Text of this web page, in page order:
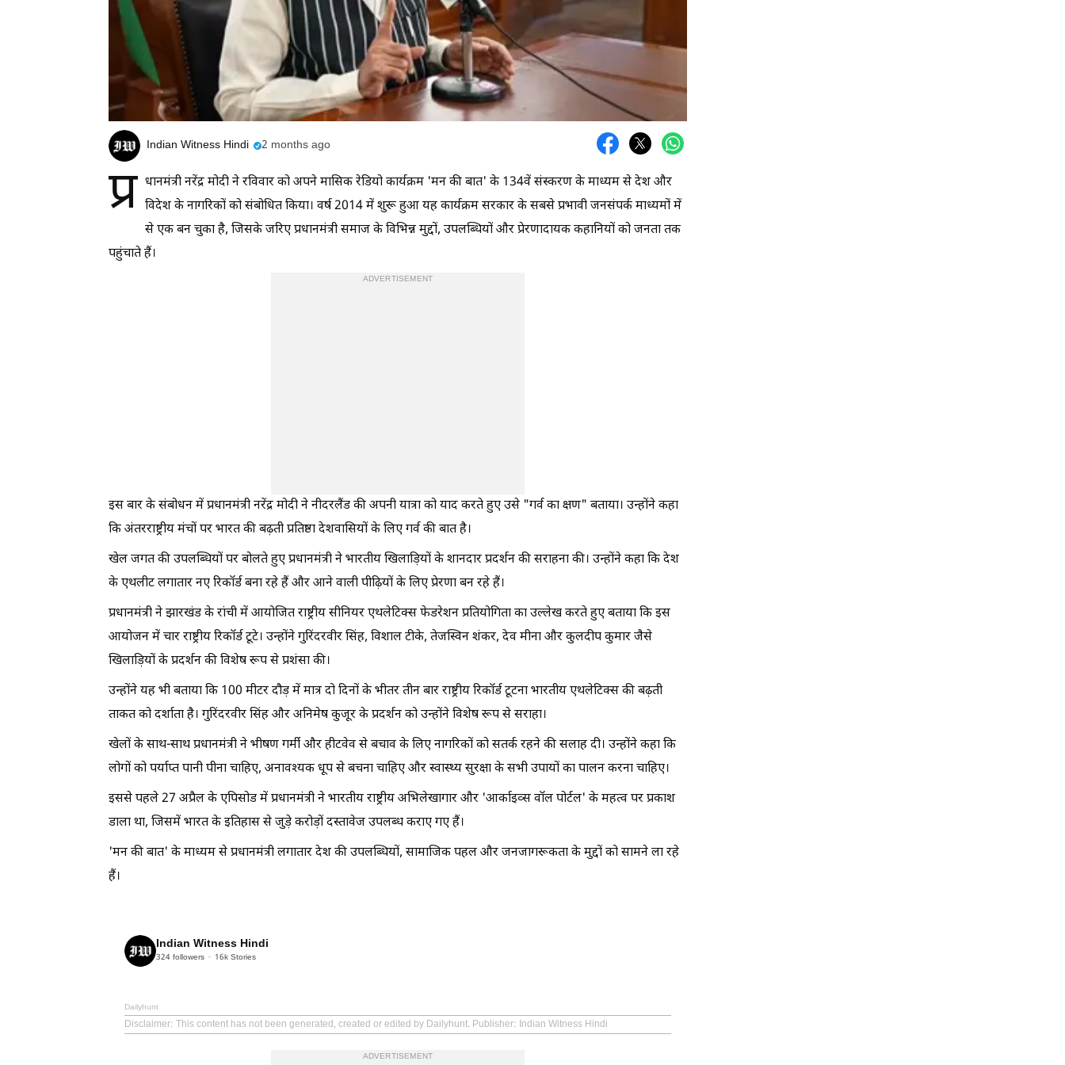
Indian Witness Hindi 2 months ago
प्र धानमंत्री नरेंद्र मोदी ने रविवार को अपने मासिक रेडियो कार्यक्रम 'मन की बात' के 134वें संस्करण के माध्यम से देश और
विदेश के नागरिकों को संबोधित किया। वर्ष 2014 में शुरू हुआ यह कार्यक्रम सरकार के सबसे प्रभावी जनसंपर्क माध्यमों में
से एक बन चुका है, जिसके जरिए प्रधानमंत्री समाज के विभिन्न मुद्दों, उपलब्धियों और प्रेरणादायक कहानियों को जनता तक
पहुंचाते हैं।
ADVERTISEMENT
इस बार के संबोधन में प्रधानमंत्री नरेंद्र मोदी ने नीदरलैंड की अपनी यात्रा को याद करते हुए उसे "गर्व का क्षण" बताया। उन्होंने कहा
कि अंतरराष्ट्रीय मंचों पर भारत की बढ़ती प्रतिष्ठा देशवासियों के लिए गर्व की बात है।
खेल जगत की उपलब्धियों पर बोलते हुए प्रधानमंत्री ने भारतीय खिलाड़ियों के शानदार प्रदर्शन की सराहना की। उन्होंने कहा कि देश
के एथलीट लगातार नए रिकॉर्ड बना रहे हैं और आने वाली पीढ़ियों के लिए प्रेरणा बन रहे हैं।
प्रधानमंत्री ने झारखंड के रांची में आयोजित राष्ट्रीय सीनियर एथलेटिक्स फेडरेशन प्रतियोगिता का उल्लेख करते हुए बताया कि इस
आयोजन में चार राष्ट्रीय रिकॉर्ड टूटे। उन्होंने गुरिंदरवीर सिंह, विशाल टीके, तेजस्विन शंकर, देव मीना और कुलदीप कुमार जैसे
खिलाड़ियों के प्रदर्शन की विशेष रूप से प्रशंसा की।
उन्होंने यह भी बताया कि 100 मीटर दौड़ में मात्र दो दिनों के भीतर तीन बार राष्ट्रीय रिकॉर्ड टूटना भारतीय एथलेटिक्स की बढ़ती
ताकत को दर्शाता है। गुरिंदरवीर सिंह और अनिमेष कुजूर के प्रदर्शन को उन्होंने विशेष रूप से सराहा।
खेलों के साथ-साथ प्रधानमंत्री ने भीषण गर्मी और हीटवेव से बचाव के लिए नागरिकों को सतर्क रहने की सलाह दी। उन्होंने कहा कि
लोगों को पर्याप्त पानी पीना चाहिए, अनावश्यक धूप से बचना चाहिए और स्वास्थ्य सुरक्षा के सभी उपायों का पालन करना चाहिए।
इससे पहले 27 अप्रैल के एपिसोड में प्रधानमंत्री ने भारतीय राष्ट्रीय अभिलेखागार और 'आर्काइव्स वॉल पोर्टल' के महत्व पर प्रकाश
डाला था, जिसमें भारत के इतिहास से जुड़े करोड़ों दस्तावेज उपलब्ध कराए गए हैं।
'मन की बात' के माध्यम से प्रधानमंत्री लगातार देश की उपलब्धियों, सामाजिक पहल और जनजागरूकता के मुद्दों को सामने ला रहे
हैं।
Indian Witness Hindi
324 followers 16k Stories
Dailyhunt
Disclaimer: This content has not been generated, created or edited by Dailyhunt. Publisher: Indian Witness Hindi
ADVERTISEMENT